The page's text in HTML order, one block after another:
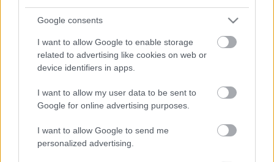
Google consents
I want to allow Google to enable storage
related to advertising like cookies on web or
device identifiers in apps.
I want to allow my user data to be sent to
Google for online advertising purposes.
I want to allow Google to send me
personalized advertising.
785. A Ligetről, már megint